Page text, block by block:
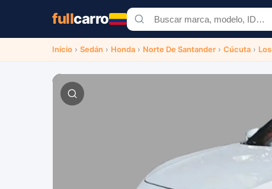
fullcarro
Inicio › Sedán › Honda › Norte De Santander › Cúcuta ›